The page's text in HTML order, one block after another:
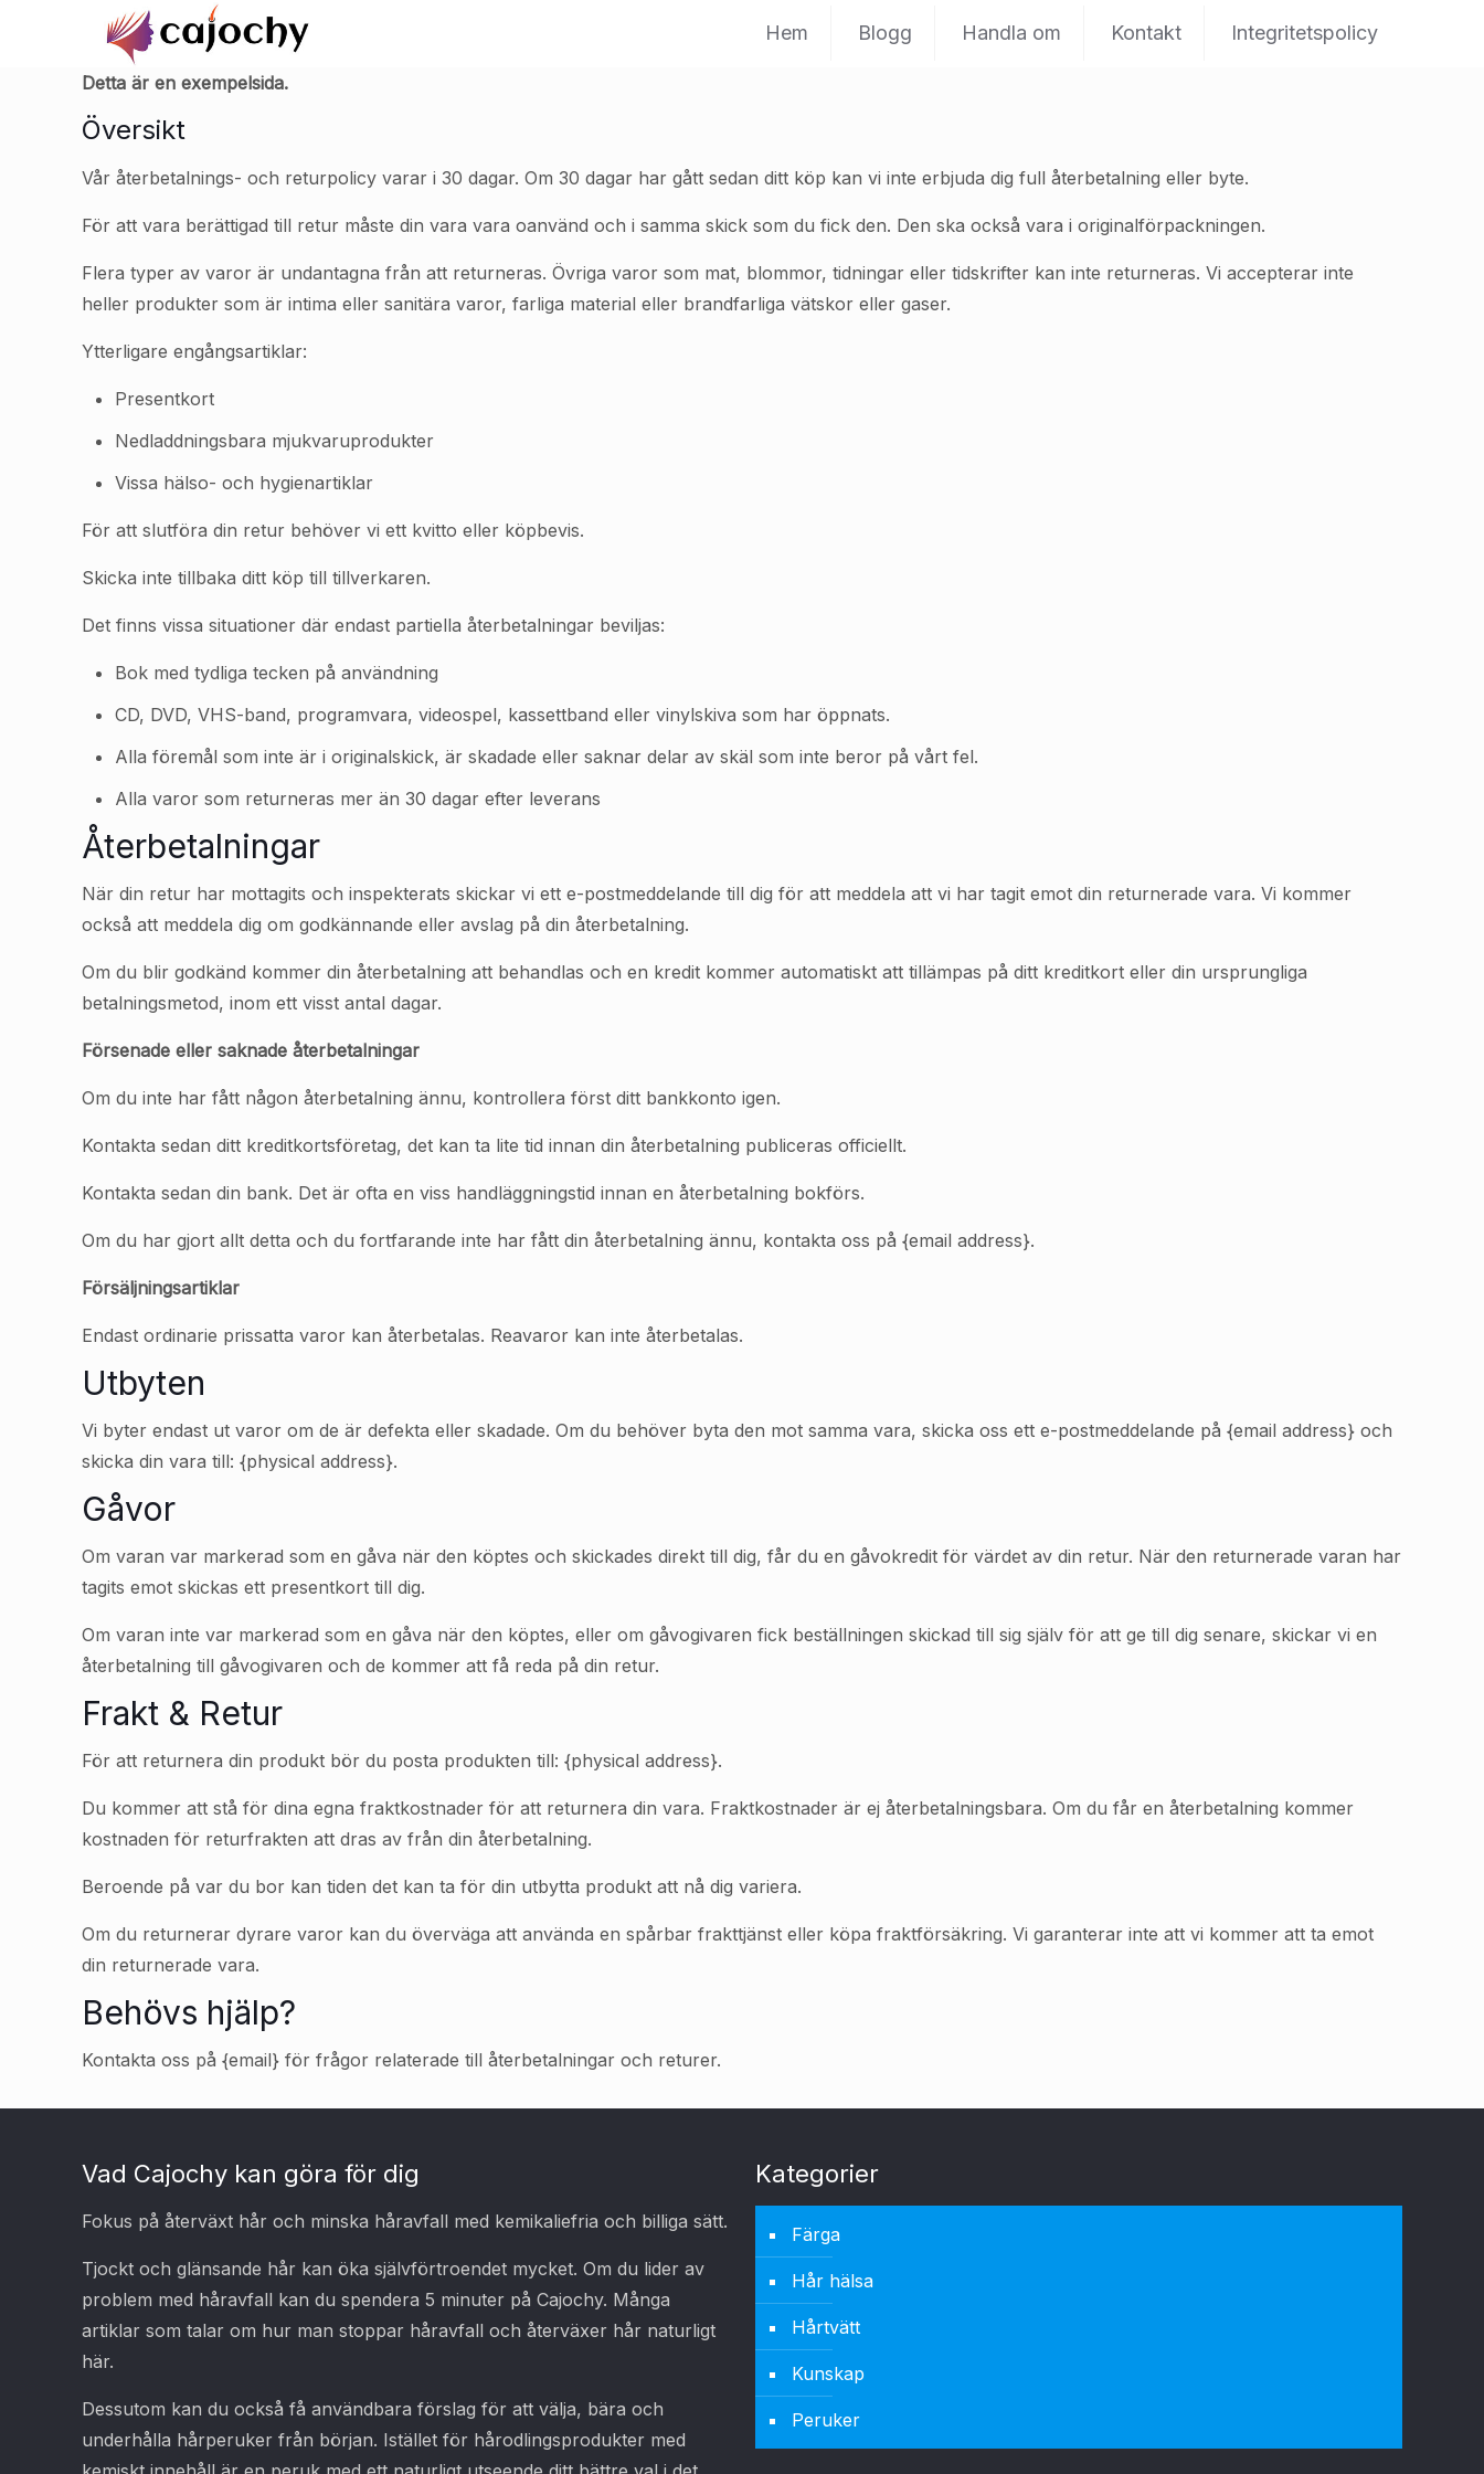
Hem Blogg Handla om Kontakt Integritetspolicy
Detta är en exempelsida.
Översikt
Vår återbetalnings- och returpolicy varar i 30 dagar. Om 30 dagar har gått sedan ditt köp kan vi inte erbjuda dig full återbetalning eller byte.
För att vara berättigad till retur måste din vara vara oanvänd och i samma skick som du fick den. Den ska också vara i originalförpackningen.
Flera typer av varor är undantagna från att returneras. Övriga varor som mat, blommor, tidningar eller tidskrifter kan inte returneras. Vi accepterar inte
heller produkter som är intima eller sanitära varor, farliga material eller brandfarliga vätskor eller gaser.
Ytterligare engångsartiklar:
Presentkort
Nedladdningsbara mjukvaruprodukter
Vissa hälso- och hygienartiklar
För att slutföra din retur behöver vi ett kvitto eller köpbevis.
Skicka inte tillbaka ditt köp till tillverkaren.
Det finns vissa situationer där endast partiella återbetalningar beviljas:
Bok med tydliga tecken på användning
CD, DVD, VHS-band, programvara, videospel, kassettband eller vinylskiva som har öppnats.
Alla föremål som inte är i originalskick, är skadade eller saknar delar av skäl som inte beror på vårt fel.
Alla varor som returneras mer än 30 dagar efter leverans
Återbetalningar
När din retur har mottagits och inspekterats skickar vi ett e-postmeddelande till dig för att meddela att vi har tagit emot din returnerade vara. Vi kommer
också att meddela dig om godkännande eller avslag på din återbetalning.
Om du blir godkänd kommer din återbetalning att behandlas och en kredit kommer automatiskt att tillämpas på ditt kreditkort eller din ursprungliga
betalningsmetod, inom ett visst antal dagar.
Försenade eller saknade återbetalningar
Om du inte har fått någon återbetalning ännu, kontrollera först ditt bankkonto igen.
Kontakta sedan ditt kreditkortsföretag, det kan ta lite tid innan din återbetalning publiceras officiellt.
Kontakta sedan din bank. Det är ofta en viss handläggningstid innan en återbetalning bokförs.
Om du har gjort allt detta och du fortfarande inte har fått din återbetalning ännu, kontakta oss på {email address}.
Försäljningsartiklar
Endast ordinarie prissatta varor kan återbetalas. Reavaror kan inte återbetalas.
Utbyten
Vi byter endast ut varor om de är defekta eller skadade. Om du behöver byta den mot samma vara, skicka oss ett e-postmeddelande på {email address} och
skicka din vara till: {physical address}.
Gåvor
Om varan var markerad som en gåva när den köptes och skickades direkt till dig, får du en gåvokredit för värdet av din retur. När den returnerade varan har
tagits emot skickas ett presentkort till dig.
Om varan inte var markerad som en gåva när den köptes, eller om gåvogivaren fick beställningen skickad till sig själv för att ge till dig senare, skickar vi en
återbetalning till gåvogivaren och de kommer att få reda på din retur.
Frakt & Retur
För att returnera din produkt bör du posta produkten till: {physical address}.
Du kommer att stå för dina egna fraktkostnader för att returnera din vara. Fraktkostnader är ej återbetalningsbara. Om du får en återbetalning kommer
kostnaden för returfrakten att dras av från din återbetalning.
Beroende på var du bor kan tiden det kan ta för din utbytta produkt att nå dig variera.
Om du returnerar dyrare varor kan du överväga att använda en spårbar frakttjänst eller köpa fraktförsäkring. Vi garanterar inte att vi kommer att ta emot
din returnerade vara.
Behövs hjälp?
Kontakta oss på {email} för frågor relaterade till återbetalningar och returer.
Vad Cajochy kan göra för dig
Fokus på återväxt hår och minska håravfall med kemikaliefria och billiga sätt.
Tjockt och glänsande hår kan öka självförtroendet mycket. Om du lider av
problem med håravfall kan du spendera 5 minuter på Cajochy. Många
artiklar som talar om hur man stoppar håravfall och återväxer hår naturligt
här.
Dessutom kan du också få användbara förslag för att välja, bära och
underhålla hårperuker från början. Istället för hårodlingsprodukter med
Kategorier
Färga
Hår hälsa
Hårtvätt
Kunskap
Peruker